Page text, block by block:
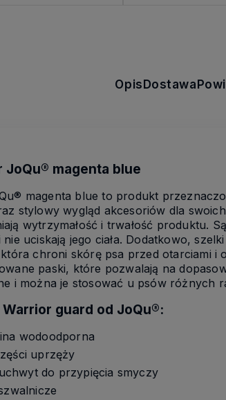
OpisDostawa
JoQu® magenta blue
magenta blue to produkt
stylowy wygląd akcesoriów dla
wytrzymałość i trwałość produktu.
uciskają jego ciała. Dodatkowo,
chroni skórę psa przed otarciami i
paski, które pozwalają na
i można je stosować u psów różnych
guard od JoQu®:
wodoodporna
uprzęży
do przypięcia smyczy